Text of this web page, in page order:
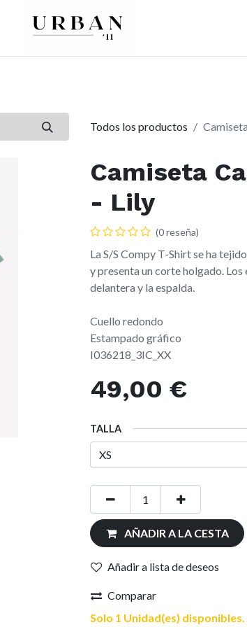
Todos los productos
Camiseta
- Lily
(0 reseña)
La S/S Compy T-Shirt se ha
y presenta un corte holgado.
delantera y la espalda.
Cuello redondo
Estampado gráfico
I036218_3IC_XX
49,00 €
TALLA
AÑADIR A LA CESTA
Añadir a lista de deseos
Comparar
Solo 1 Unidad(es) disponibles.